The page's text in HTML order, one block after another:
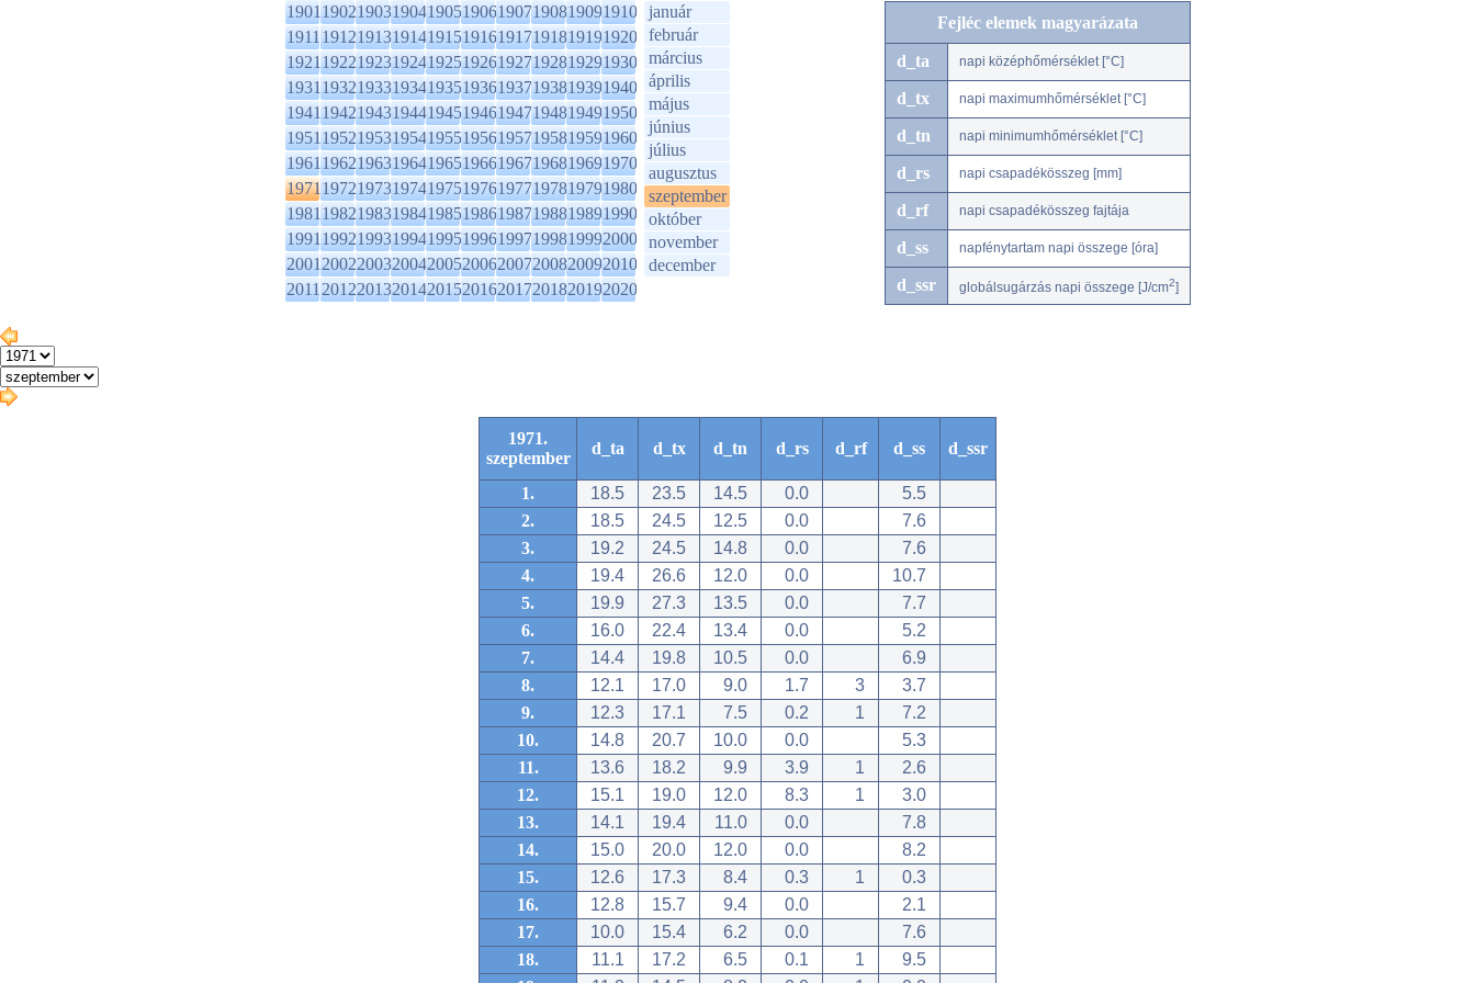
1901190219031904190519061907190819091910
1911191219131914191519161917191819191920
1921192219231924192519261927192819291930
1931193219331934193519361937193819391940
1941194219431944194519461947194819491950
1951195219531954195519561957195819591960
1961196219631964196519661967196819691970
1971197219731974197519761977197819791980
1981198219831984198519861987198819891990
1991199219931994199519961997199819992000
2001200220032004200520062007200820092010
2011201220132014201520162017201820192020
január
február
március
április
május
június
július
augusztus
szeptember
október
november
december
Fejléc elemek magyarázata
d_ta napi középhőmérséklet [°C]
d_tx napi maximumhőmérséklet [°C]
d_tn napi minimumhőmérséklet [°C]
d_rs napi csapadékösszeg [mm]
d_rf napi csapadékösszeg fajtája
d_ss napfénytartam napi összege [óra]
d_ssr globálsugárzás napi összege [J/cm2]
1971.
szeptember
d_ta d_tx d_tn d_rs d_rf d_ss d_ssr
1. 18.5 23.5 14.5 0.0
5.5
2.
18.5 24.5 12.5 0.0
7.6
3.
19.2 24.5 14.8 0.0
7.6
4.
19.4 26.6 12.0 0.0
10.7
5.
19.9 27.3 13.5 0.0
7.7
6.
16.0 22.4 13.4 0.0
5.2
7.
14.4 19.8 10.5 0.0
6.9
8.
12.1 17.0 9.0 1.7 3
3.7
9.
12.3 17.1 7.5 0.2 1
7.2
10.
14.8 20.7 10.0 0.0
5.3
11.
13.6 18.2 9.9 3.9 1
2.6
12.
15.1 19.0 12.0 8.3 1
3.0
13.
14.1 19.4 11.0 0.0
7.8
14.
15.0 20.0 12.0 0.0
8.2
15.
12.6 17.3 8.4 0.3 1
0.3
16.
12.8 15.7 9.4 0.0
2.1
17.
10.0 15.4 6.2 0.0
7.6
18.
11.1 17.2 6.5 0.1 1
9.5